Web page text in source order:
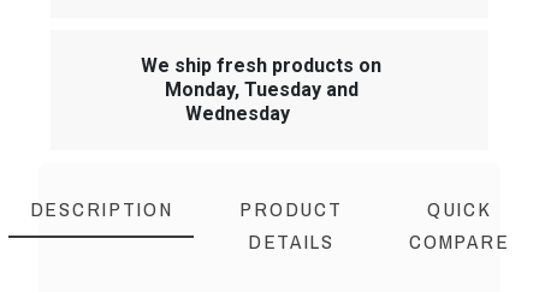
We ship fresh products on
Monday, Tuesday and
Wednesday
DESCRIPTION
PRODUCT
DETAILS
QUICK
COMPARE